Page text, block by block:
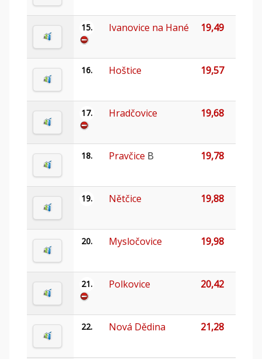
15. Ivanovice na Hané 19,49
16. Hoštice 19,57
17. Hradčovice 19,68
18. Pravčice B 19,78
19. Nětčice 19,88
20. Mysločovice 19,98
21. Polkovice 20,42
22. Nová Dědina 21,28